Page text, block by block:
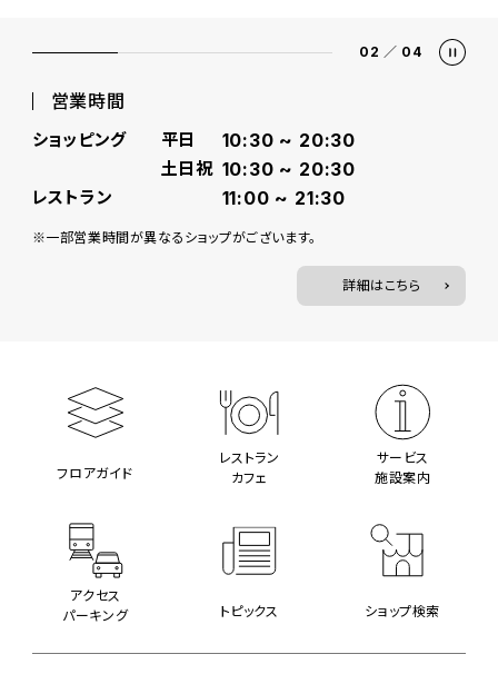
02 ／ 04
営業時間
ショッピング 平日 10:30 ~ 20:30
土日祝 10:30 ~ 20:30
レストラン 11:00 ~ 21:30
※一部営業時間が異なるショップがございます。
詳細はこちら
フロアガイド
レストラン
カフェ
サービス
施設案内
アクセス
パーキング
トピックス ショップ検索